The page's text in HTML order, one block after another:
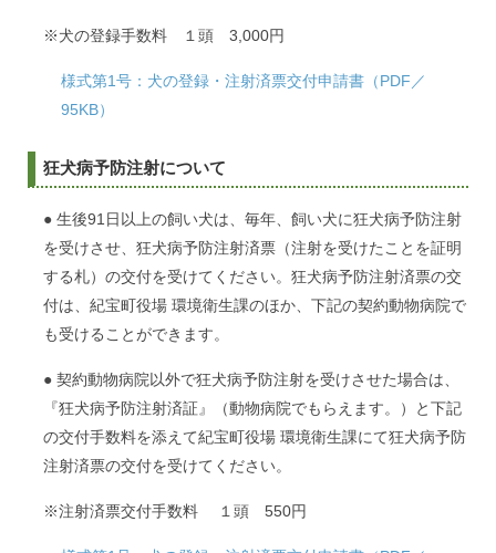
※犬の登録手数料 １頭 3,000円
様式第1号：犬の登録・注射済票交付申請書（PDF／
95KB）
狂犬病予防注射について
● 生後91日以上の飼い犬は、毎年、飼い犬に狂犬病予防注射
を受けさせ、狂犬病予防注射済票（注射を受けたことを証明
する札）の交付を受けてください。狂犬病予防注射済票の交
付は、紀宝町役場 環境衛生課のほか、下記の契約動物病院で
も受けることができます。
● 契約動物病院以外で狂犬病予防注射を受けさせた場合は、
『狂犬病予防注射済証』（動物病院でもらえます。）と下記
の交付手数料を添えて紀宝町役場 環境衛生課にて狂犬病予防
注射済票の交付を受けてください。
※注射済票交付手数料 １頭 550円